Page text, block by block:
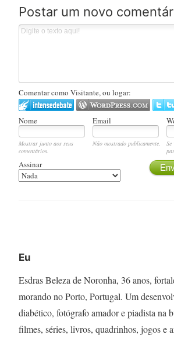
Postar um novo
Comentar como Visitante, ou logar:
Nome Email
Mostrar junto aos seus
comentários.
Não mostrado publicamente.
Se
Assinar
Eu
Esdras Beleza de Noronha, 36 anos,
morando no Porto, Portugal. Um
diabético, fotógrafo amador e piadista na
filmes, séries, livros, quadrinhos, jogos e